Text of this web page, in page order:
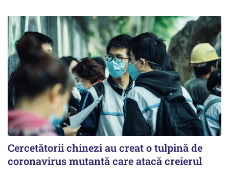
Cercetătorii chinezi au creat o tulpină de
coronavirus mutantă care atacă creierul